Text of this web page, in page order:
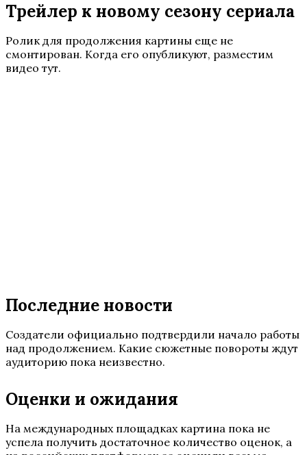
Трейлер к новому сезону сериала
Ролик для продолжения картины еще не
смонтирован. Когда его опубликуют, разместим
видео тут.
Последние новости
Создатели официально подтвердили начало работы
над продолжением. Какие сюжетные повороты ждут
аудиторию пока неизвестно.
Оценки и ожидания
На международных площадках картина пока не
успела получить достаточное количество оценок, а